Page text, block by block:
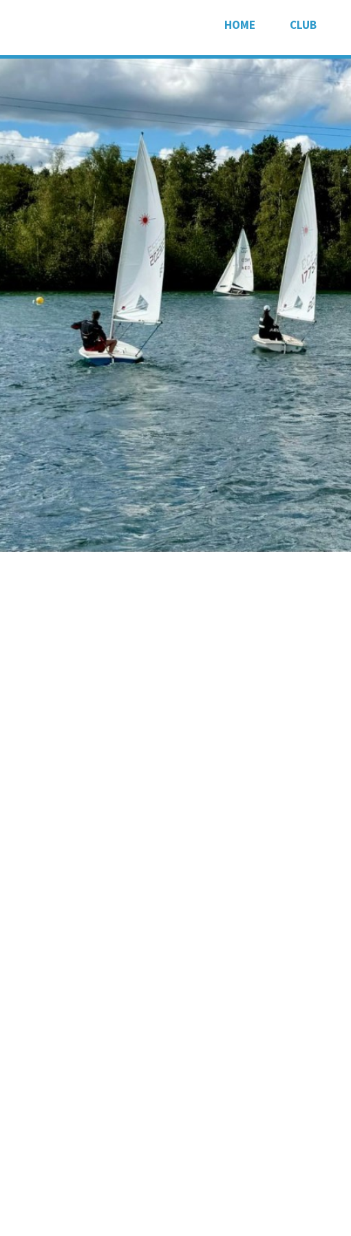
HOME CLUB